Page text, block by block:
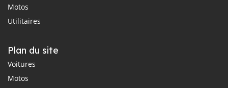
Motos
Utilitaires
Plan du site
Voitures
Motos